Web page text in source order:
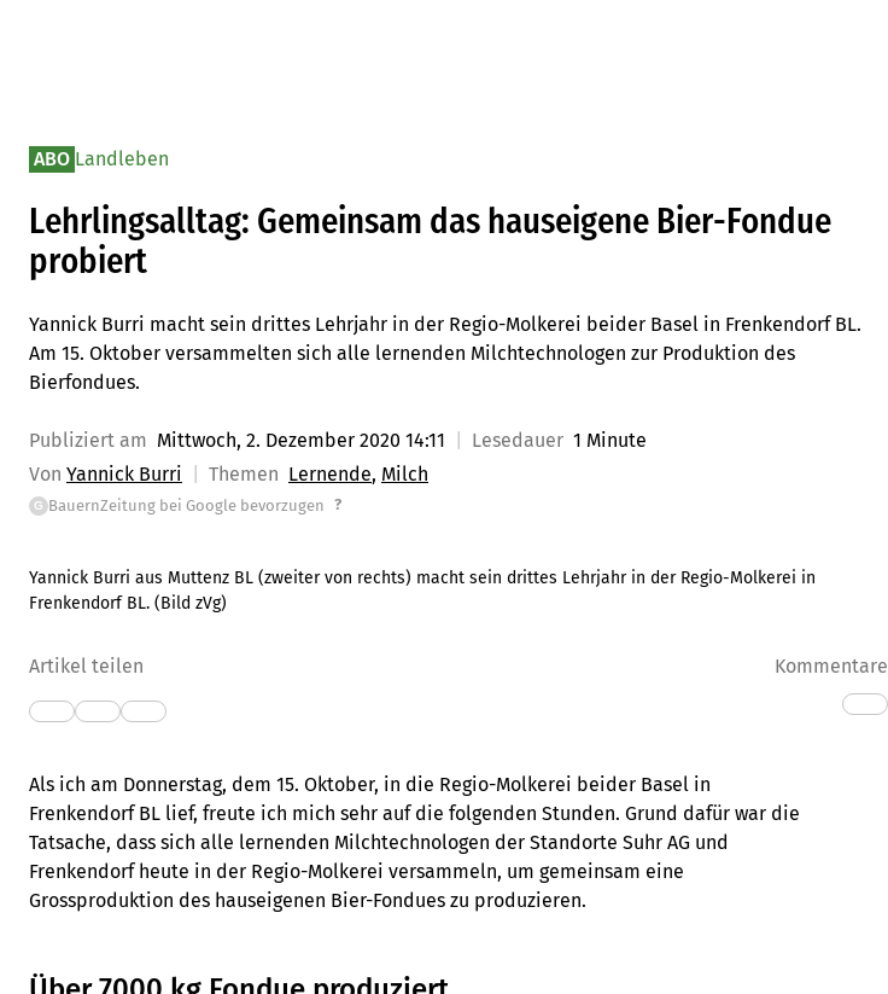
ABO Landleben
Lehrlingsalltag: Gemeinsam das hauseigene Bier-Fondue
probiert
Yannick Burri macht sein drittes Lehrjahr in der Regio-Molkerei beider Basel in Frenkendorf BL.
Am 15. Oktober versammelten sich alle lernenden Milchtechnologen zur Produktion des
Bierfondues.
Publiziert am Mittwoch, 2. Dezember 2020 14:11 Lesedauer 1 Minute
Von Yannick Burri Themen Lernende Milch
G BauernZeitung bei Google bevorzugen ?
Yannick Burri aus Muttenz BL (zweiter von rechts) macht sein drittes Lehrjahr in der Regio-Molkerei in
Frenkendorf BL. (Bild zVg)
Artikel teilen Kommentare
Als ich am Donnerstag, dem 15. Oktober, in die Regio-Molkerei beider Basel in
Frenkendorf BL lief, freute ich mich sehr auf die folgenden Stunden. Grund dafür war die
Tatsache, dass sich alle lernenden Milchtechnologen der Standorte Suhr AG und
Frenkendorf heute in der Regio-Molkerei versammeln, um gemeinsam eine
Grossproduktion des hauseigenen Bier-Fondues zu produzieren.